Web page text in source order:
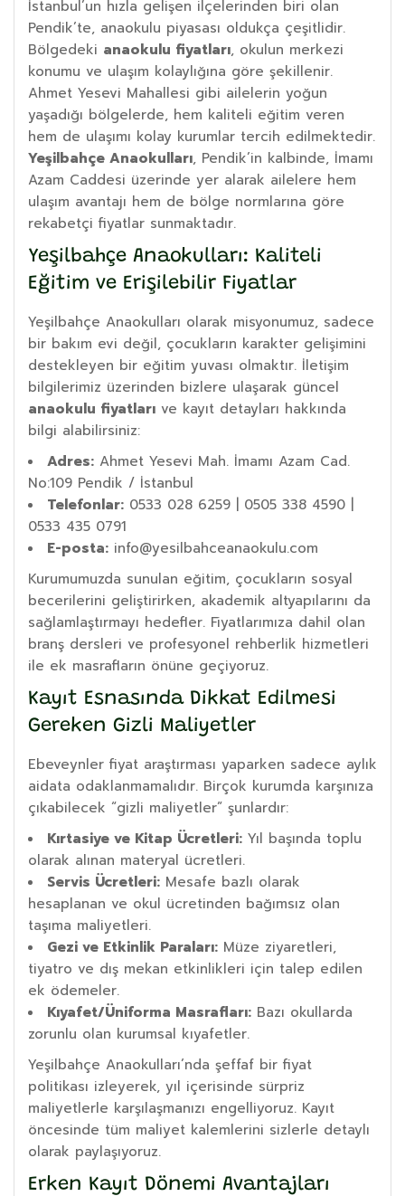
İstanbul’un hızla gelişen ilçelerinden biri olan
Pendik’te, anaokulu piyasası oldukça çeşitlidir.
Bölgedeki anaokulu fiyatları, okulun merkezi
konumu ve ulaşım kolaylığına göre şekillenir.
Ahmet Yesevi Mahallesi gibi ailelerin yoğun
yaşadığı bölgelerde, hem kaliteli eğitim veren
hem de ulaşımı kolay kurumlar tercih edilmektedir.
Yeşilbahçe Anaokulları, Pendik’in kalbinde, İmamı
Azam Caddesi üzerinde yer alarak ailelere hem
ulaşım avantajı hem de bölge normlarına göre
rekabetçi fiyatlar sunmaktadır.
Yeşilbahçe Anaokulları: Kaliteli
Eğitim ve Erişilebilir Fiyatlar
Yeşilbahçe Anaokulları olarak misyonumuz, sadece
bir bakım evi değil, çocukların karakter gelişimini
destekleyen bir eğitim yuvası olmaktır. İletişim
bilgilerimiz üzerinden bizlere ulaşarak güncel
anaokulu fiyatları ve kayıt detayları hakkında
bilgi alabilirsiniz:
Adres: Ahmet Yesevi Mah. İmamı Azam Cad.
No:109 Pendik / İstanbul
Telefonlar: 0533 028 6259 | 0505 338 4590 |
0533 435 0791
E-posta: info@yesilbahceanaokulu.com
Kurumumuzda sunulan eğitim, çocukların sosyal
becerilerini geliştirirken, akademik altyapılarını da
sağlamlaştırmayı hedefler. Fiyatlarımıza dahil olan
branş dersleri ve profesyonel rehberlik hizmetleri
ile ek masrafların önüne geçiyoruz.
Kayıt Esnasında Dikkat Edilmesi
Gereken Gizli Maliyetler
Ebeveynler fiyat araştırması yaparken sadece aylık
aidata odaklanmamalıdır. Birçok kurumda karşınıza
çıkabilecek “gizli maliyetler” şunlardır:
Kırtasiye ve Kitap Ücretleri: Yıl başında toplu
olarak alınan materyal ücretleri.
Servis Ücretleri: Mesafe bazlı olarak
hesaplanan ve okul ücretinden bağımsız olan
taşıma maliyetleri.
Gezi ve Etkinlik Paraları: Müze ziyaretleri,
tiyatro ve dış mekan etkinlikleri için talep edilen
ek ödemeler.
Kıyafet/Üniforma Masrafları: Bazı okullarda
zorunlu olan kurumsal kıyafetler.
Yeşilbahçe Anaokulları’nda şeffaf bir fiyat
politikası izleyerek, yıl içerisinde sürpriz
maliyetlerle karşılaşmanızı engelliyoruz. Kayıt
öncesinde tüm maliyet kalemlerini sizlerle detaylı
olarak paylaşıyoruz.
Erken Kayıt Dönemi Avantajları